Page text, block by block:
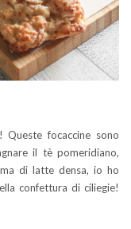
Queste focaccine sono
il tè pomeridiano,
di latte densa, io ho
confettura di ciliegie!